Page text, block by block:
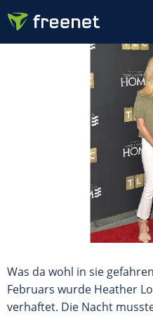
Was da wohl in sie
Februars wurde Heather
verhaftet. Die Nacht